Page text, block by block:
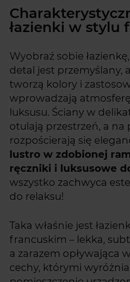
łazienki w stylu
Wyobraź sobie
detal jest przemyślany,
tworzą kolory i
wprowadzają
luksusu. Ściany w
otulają przestrzeń, a na
rozpościerają się
lustro w zdobionej
ręczniki i luksusowe
wszystko zachwyca
do relaksu!
Taka właśnie jest
francuskim – lekka,
a zarazem opływająca
cechy, którymi